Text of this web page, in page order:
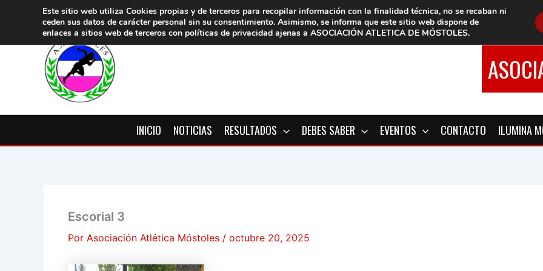
contenido
INICIO NOTICIAS RESULTADOS DEBES SABER EVENTOS CONTACTO ILUMINA
Escorial 3
Por Asociación Atlética Móstoles / octubre 20, 2025
Este sitio web utiliza Cookies propias y de terceros para recopilar información con la finalidad técnica, no se recaban ni
ceden sus datos de carácter personal sin su consentimiento. Asimismo, se informa que este sitio web dispone de
enlaces a sitios web de terceros con políticas de privacidad ajenas a ASOCIACIÓN ATLETICA DE MÓSTOLES.